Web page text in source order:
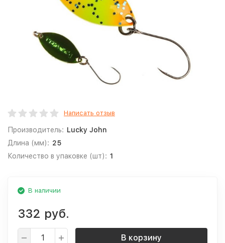
Написать отзыв
Производитель: Lucky John
Длина (мм): 25
Количество в упаковке (шт): 1
В наличии
332 руб.
В корзину